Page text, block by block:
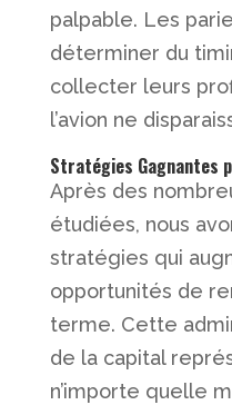
palpable. Les
déterminer du
collecter leurs
l’avion ne
Stratégies Gagnantes
Après des
étudiées, nous
stratégies qui
opportunités de
terme. Cette
de la capital
n’importe quelle